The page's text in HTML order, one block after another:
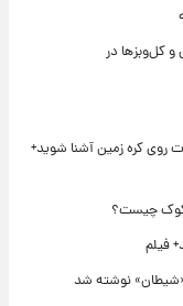
کل‌وبزها در
روی کره زمین آشنا شوید+
فیلم